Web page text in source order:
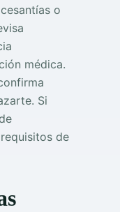
o
médica.
Si
de